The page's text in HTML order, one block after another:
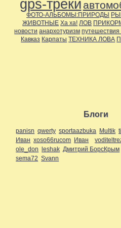
gps-треки
ФОТО-АЛЬБОМЫ:ПРИРОДЫ
ЖИВОТНЫЕ Ха ха! ЛОВ
новости анархотуризм путешествия
Кавказ Карпаты ТЕХНИКА ЛОВА
Блоги
panisn qwerty sportaazbuka Multik
Иван xoso66rucom Иван
ole_don leshak Дмитрий БорсКрым
sema72 Svann